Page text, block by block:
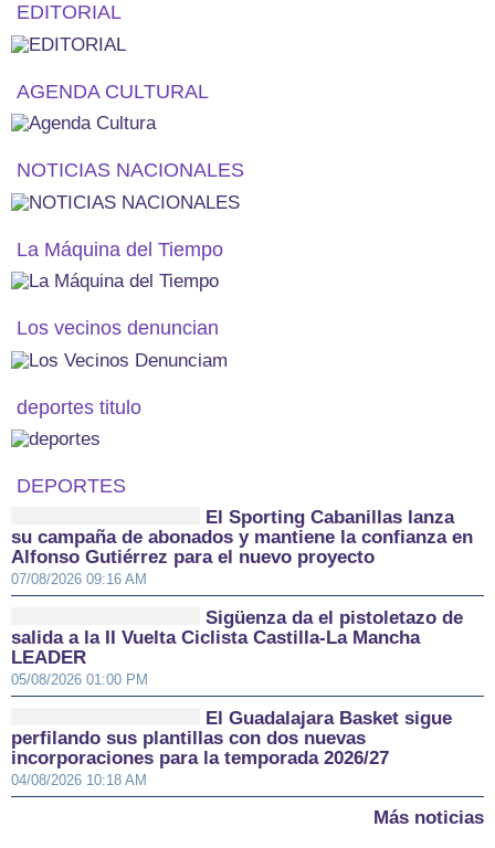
EDITORIAL
AGENDA CULTURAL
NOTICIAS NACIONALES
La Máquina del Tiempo
Los vecinos denuncian
deportes titulo
DEPORTES
El Sporting Cabanillas lanza
su campaña de abonados y mantiene la confianza en
Alfonso Gutiérrez para el nuevo proyecto
07/08/2026 09:16 AM
Sigüenza da el pistoletazo de
salida a la II Vuelta Ciclista Castilla-La Mancha
LEADER
05/08/2026 01:00 PM
El Guadalajara Basket sigue
perfilando sus plantillas con dos nuevas
incorporaciones para la temporada 2026/27
04/08/2026 10:18 AM
Más noticias